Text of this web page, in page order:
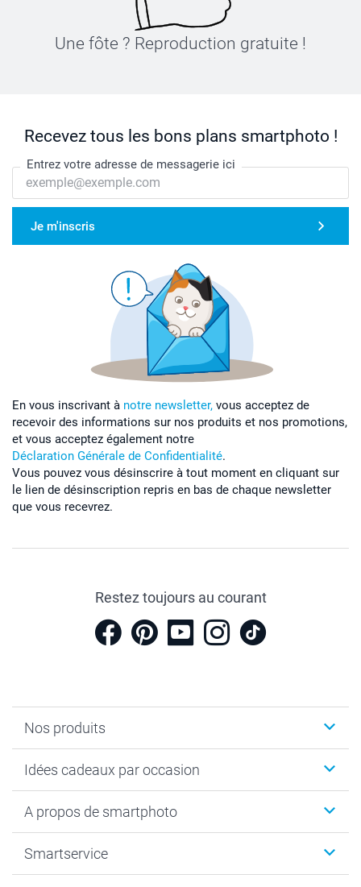
Une fôte ? Reproduction gratuite !
Recevez tous les bons plans smartphoto !
Entrez votre adresse de messagerie ici
Je m'inscris
En vous inscrivant à notre newsletter, vous acceptez de
recevoir des informations sur nos produits et nos promotions,
et vous acceptez également notre
Déclaration Générale de Confidentialité.
Vous pouvez vous désinscrire à tout moment en cliquant sur
le lien de désinscription repris en bas de chaque newsletter
que vous recevrez.
Restez toujours au courant
Nos produits
Calendrier photo & Agenda photo
Tirage photo & agrandissement
Faire-part & Cartes
Idées cadeaux par occasion
Anniversaire
Naissance & baptême
A propos de smartphoto
Plan du site
Smartservice